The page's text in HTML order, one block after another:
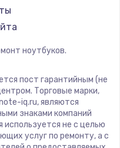
ноутбуков.
пост гарантийным (не
Торговые марки,
iq.ru, являются
знаками компаний
используется не с целью
услуг по ремонту, а с